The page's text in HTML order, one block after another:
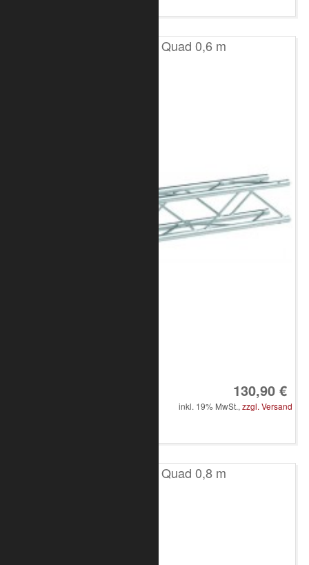
T100 4-Punkt Quad 0,6 m
130,90 €
inkl. 19% MwSt., zzgl. Versand
T100 4-Punkt Quad 0,8 m